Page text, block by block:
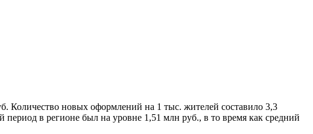
Количество новых оформлений на 1 тыс. жителей составило 3,3
в регионе был на уровне 1,51 млн руб., в то время как средний